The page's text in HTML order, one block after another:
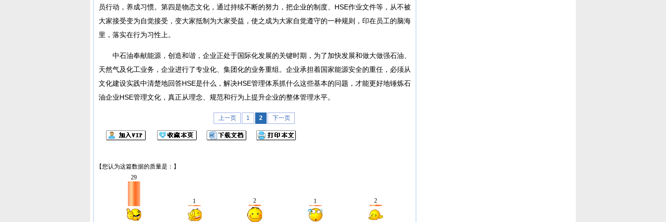
员行动，养成习惯。第四是物态文化，通过持续不断的努力，把企业的制度、HSE作业文件等，从不被
大家接受变为自觉接受，变大家抵制为大家受益，使之成为大家自觉遵守的一种规则，印在员工的脑海
里，落实在行为习性上。
中石油奉献能源，创造和谐，企业正处于国际化发展的关键时期，为了加快发展和做大做强石油、
天然气及化工业务，企业进行了专业化、集团化的业务重组。企业承担着国家能源安全的重任，必须从
文化建设实践中清楚地回答HSE是什么，解决HSE管理体系抓什么这些基本的问题，才能更好地锤炼石
油企业HSE管理文化，真正从理念、规范和行为上提升企业的整体管理水平。
上一页 1 2 下一页